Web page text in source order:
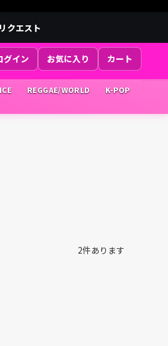
クエスト
グイン お気に入り カート
REGGAE/WORLD
K-POP
2件あります